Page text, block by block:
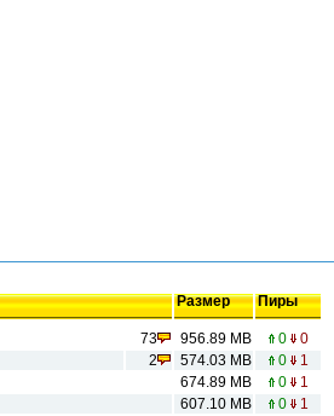
Размер Пиры
73 956.89 MB 0 0
2 574.03 MB 0 1
674.89 MB 0 1
607.10 MB 0 1